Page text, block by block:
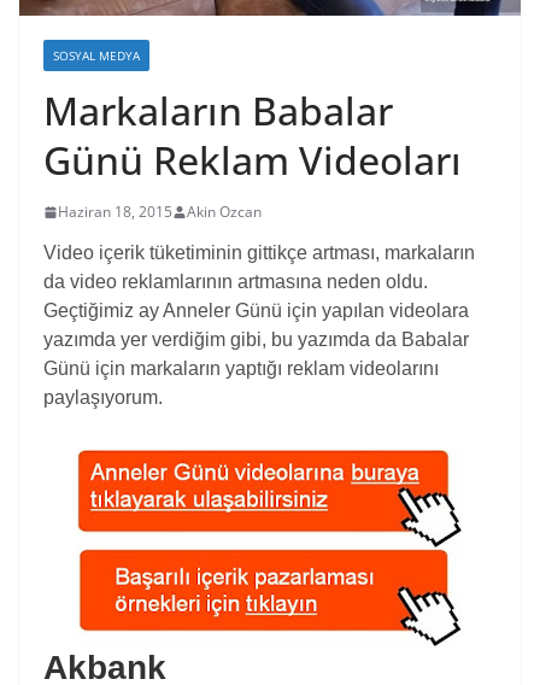
SOSYAL MEDYA
Markaların Babalar
Günü Reklam Videoları
Haziran 18, 2015
Akin Ozcan
Video içerik tüketiminin gittikçe artması, markaların
da video reklamlarının artmasına neden oldu.
Geçtiğimiz ay Anneler Günü için yapılan videolara
yazımda yer verdiğim gibi, bu yazımda da Babalar
Günü için markaların yaptığı reklam videolarını
paylaşıyorum.
Akbank